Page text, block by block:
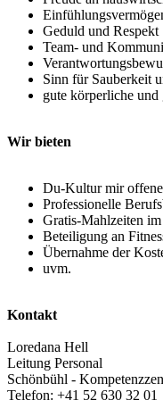
Geduld und Respekt
Team- und
Sinn für Sauberkeit
gute körperliche und
Wir bieten
Du-Kultur mir
Professionelle
Gratis-Mahlzeiten
Beteiligung an
Übernahme der
uvm.
Kontakt
Loredana Hell
Leitung Personal
Schönbühl -
Telefon: +41 52 630 32 01